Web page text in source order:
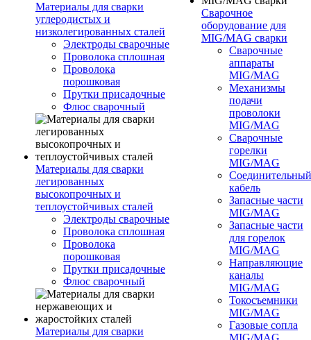
Материалы для сварки
углеродистых и
низколегированных сталей
Электроды сварочные
Проволока сплошная
Проволока
порошковая
Прутки присадочные
Флюс сварочный
Материалы для сварки
легированных
высокопрочных и
теплоустойчивых сталей
Электроды сварочные
Проволока сплошная
Проволока
порошковая
Прутки присадочные
Флюс сварочный
Материалы для сварки
Сварочное
оборудование для
MIG/MAG сварки
Сварочные
аппараты
MIG/MAG
Механизмы
подачи
проволоки
MIG/MAG
Сварочные
горелки
MIG/MAG
Соединительный
кабель
Запасные части
MIG/MAG
Запасные части
для горелок
MIG/MAG
Направляющие
каналы
MIG/MAG
Токосъемники
MIG/MAG
Газовые сопла
MIG/MAG